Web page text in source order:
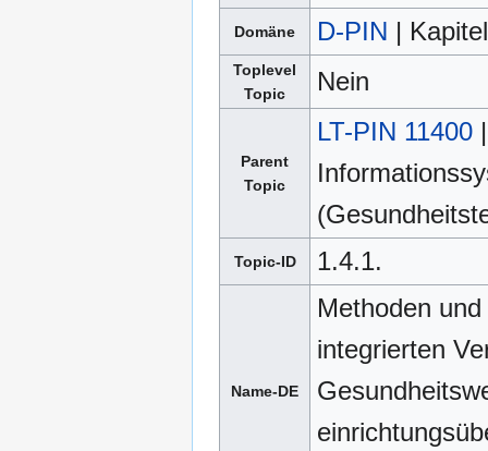
Domäne D-PIN |
Toplevel
Topic
Nein
Parent
Topic
LT-PIN 11400|
Topic-ID 1.4.1.
Name-DE
Methoden
integrierten